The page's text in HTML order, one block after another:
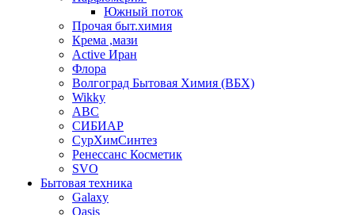
Южный поток
Прочая быт.химия
Крема ,мази
Аctive Иран
Флора
Волгоград Бытовая Химия (ВБХ)
Wikky
АВС
СИБИАР
СурХимСинтез
Ренессанс Косметик
SVO
Бытовая техника
Galaxy
Oasis